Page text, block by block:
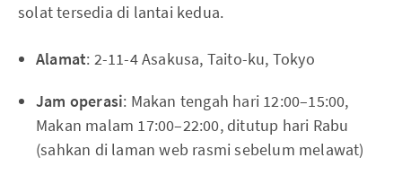
solat tersedia di lantai kedua.
Alamat: 2-11-4 Asakusa, Taito-ku, Tokyo
Jam operasi: Makan tengah hari 12:00–15:00,
Makan malam 17:00–22:00, ditutup hari Rabu
(sahkan di laman web rasmi sebelum melawat)